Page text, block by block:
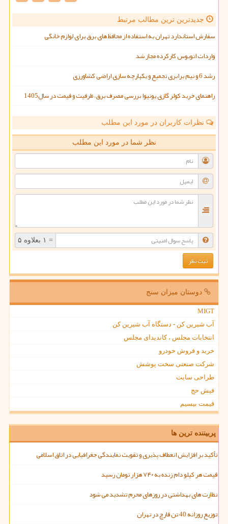
جدیدترین ترین مطالب مرتبط
سفارش استاندارد تهران به استفاده از محافظ های برق برای لوازم خانگی
واردات اتوبوس کارکرده مجاز شد
رشد 6 و نیم برابری تجمیع و یکپارچه سازی اراضی کشاورزی
راهنمای خرید کولر گازی یونیوا بررسی مصرف برق، ظرفیت و قیمت در سال1405
نظرات کاربران در مورد این مطلب
نظر شما در مورد این مطلب
= ۱ بعلاوه ۵
دوستان میزان سنج
MIGT
آب شیرین کن - دستگاه آب شیرین کن
انتخابات مجلس ، کاندیدای مجلس
خرید و فروش خودرو
شرکت صنعتی سخت پوشش
طراحی سایت
فیش حج
قیمت بیسیم
پربیننده ترین ها
تأکید بر افزایش انعطاف پذیری و تقویت نمایندگی جغرافیایی در اتاق اسلامی
قیمت هر کیلو دام زنده به ۷۴۰ هزار تومان رسید
نظارت های بهداشتی در روزهای محرم تشدید می شود
توزیع روزانه 40 تن قارچ در تهران